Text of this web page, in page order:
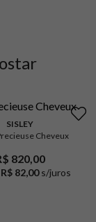
SISLEY
Cheveux
820,00
R$ 82,00 s/juros